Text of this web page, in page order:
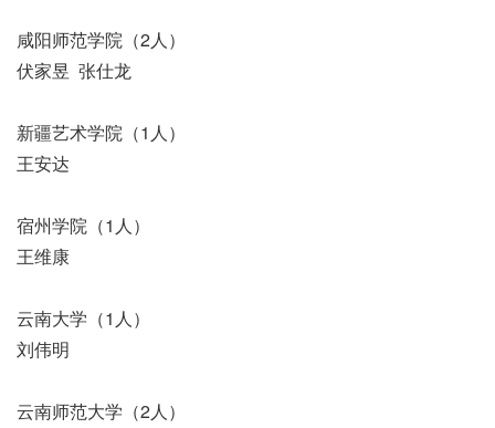
咸阳师范学院（2人）
伏家昱 张仕龙
新疆艺术学院（1人）
王安达
宿州学院（1人）
王维康
云南大学（1人）
刘伟明
云南师范大学（2人）